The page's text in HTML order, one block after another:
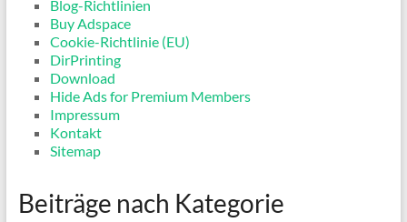
Blog-Richtlinien
Buy Adspace
Cookie-Richtlinie (EU)
DirPrinting
Download
Hide Ads for Premium Members
Impressum
Kontakt
Sitemap
Beiträge nach Kategorie